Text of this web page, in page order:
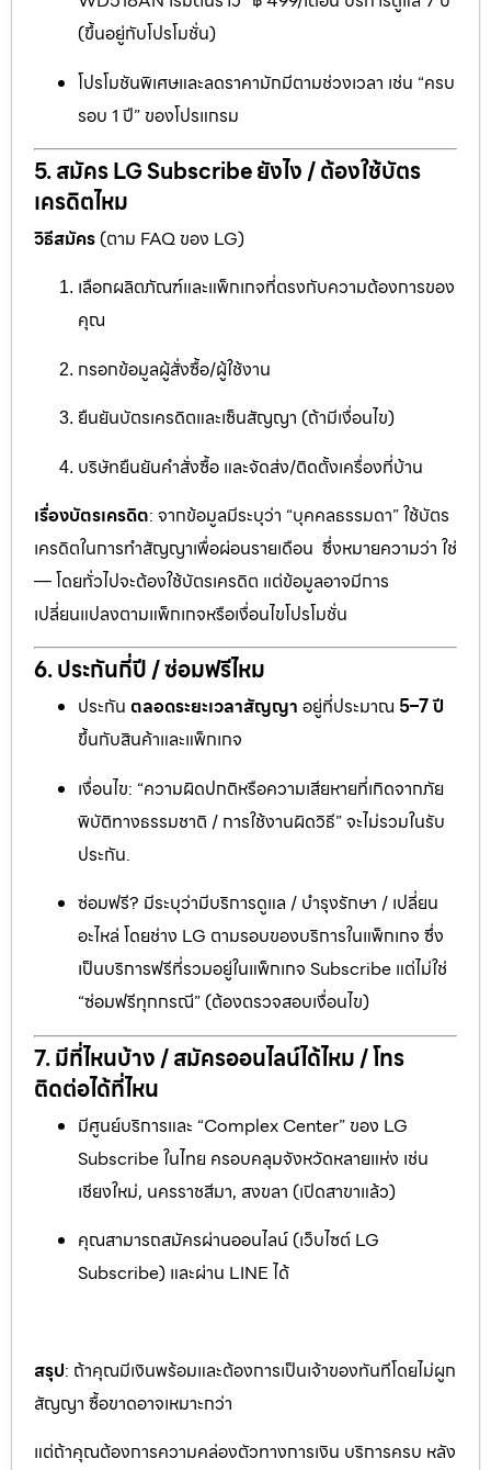
(ขึ้นอยู่กับโปรโมชั่น)
โปรโมชันพิเศษและลดราคามักมีตามช่วงเวลา เช่น “ครบ
รอบ 1 ปี” ของโปรแกรม
5. สมัคร LG Subscribe ยังไง / ต้องใช้บัตร
เครดิตไหม
วิธีสมัคร(ตาม FAQ ของ LG)
เลือกผลิตภัณฑ์และแพ็กเกจที่ตรงกับความต้องการของ
คุณ
กรอกข้อมูลผู้สั่งซื้อ/ผู้ใช้งาน
ยืนยันบัตรเครดิตและเซ็นสัญญา (ถ้ามีเงื่อนไข)
บริษัทยืนยันคำสั่งซื้อ และจัดส่ง/ติดตั้งเครื่องที่บ้าน
เรื่องบัตรเครดิต: จากข้อมูลมีระบุว่า “บุคคลธรรมดา” ใช้บัตร
เครดิตในการทำสัญญาเพื่อผ่อนรายเดือน ซึ่งหมายความว่า ใช่
— โดยทั่วไปจะต้องใช้บัตรเครดิต แต่ข้อมูลอาจมีการ
เปลี่ยนแปลงตามแพ็กเกจหรือเงื่อนไขโปรโมชั่น
6. ประกันกี่ปี / ซ่อมฟรีไหม
ประกัน ตลอดระยะเวลาสัญญา อยู่ที่ประมาณ 5–7 ปี
ขึ้นกับสินค้าและแพ็กเกจ
เงื่อนไข: “ความผิดปกติหรือความเสียหายที่เกิดจากภัย
พิบัติทางธรรมชาติ / การใช้งานผิดวิธี” จะไม่รวมในรับ
ประกัน.
ซ่อมฟรี? มีระบุว่ามีบริการดูแล / บำรุงรักษา / เปลี่ยน
อะไหล่ โดยช่าง LG ตามรอบของบริการในแพ็กเกจ ซึ่ง
เป็นบริการฟรีที่รวมอยู่ในแพ็กเกจ Subscribe แต่ไม่ใช่
“ซ่อมฟรีทุกกรณี” (ต้องตรวจสอบเงื่อนไข)
7. มีที่ไหนบ้าง / สมัครออนไลน์ได้ไหม / โทร
ติดต่อได้ที่ไหน
มีศูนย์บริการและ “Complex Center” ของ LG
Subscribe ในไทย ครอบคลุมจังหวัดหลายแห่ง เช่น
เชียงใหม่, นครราชสีมา, สงขลา (เปิดสาขาแล้ว)
คุณสามารถสมัครผ่านออนไลน์ (เว็บไซต์ LG
Subscribe) และผ่าน LINE ได้
สรุป: ถ้าคุณมีเงินพร้อมและต้องการเป็นเจ้าของทันทีโดยไม่ผูก
สัญญา ซื้อขาดอาจเหมาะกว่า
แต่ถ้าคุณต้องการความคล่องตัวทางการเงิน บริการครบ หลัง